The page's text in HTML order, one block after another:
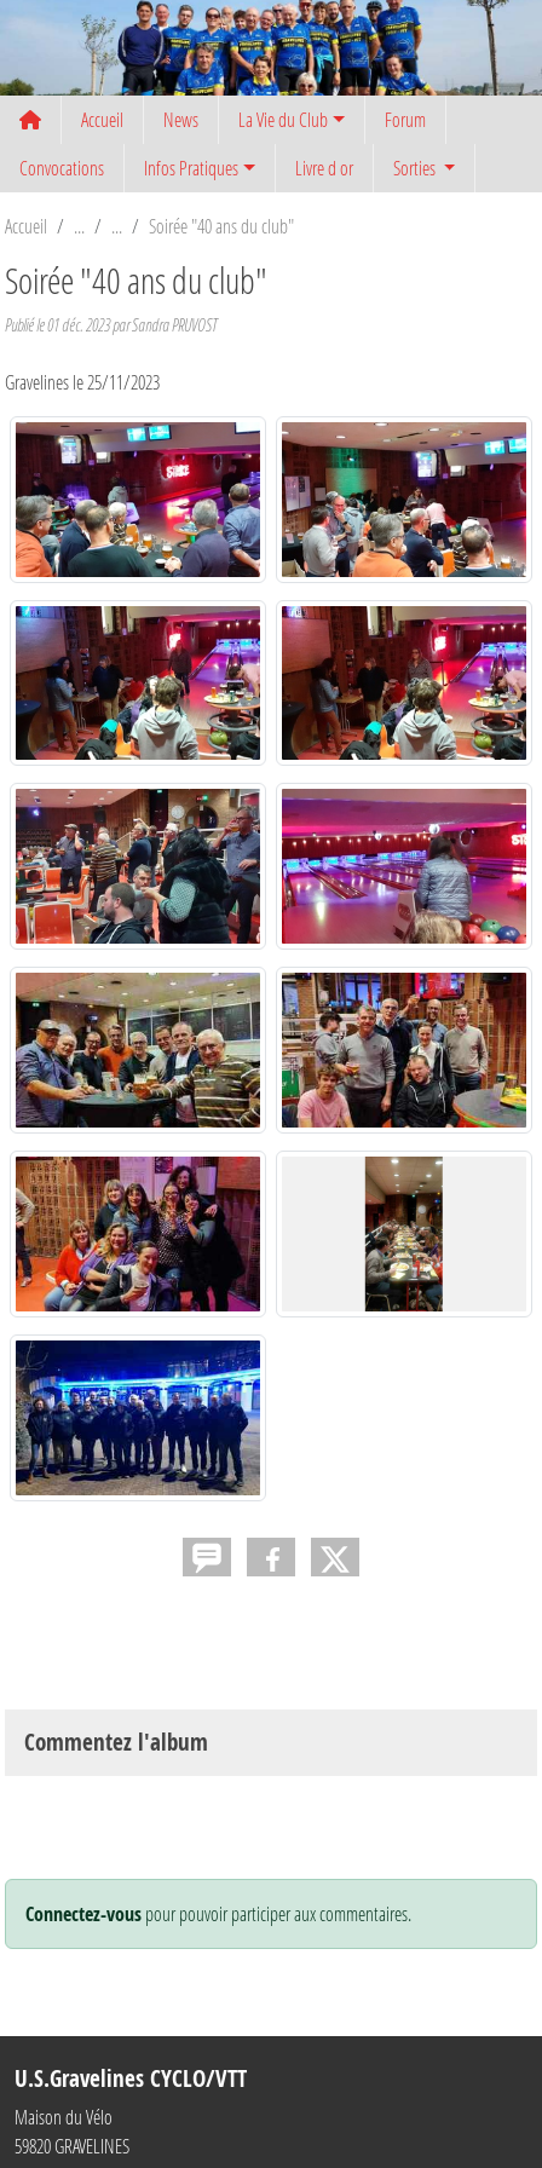
Accueil News La Vie du Club
Forum
Convocations
Infos Pratiques Livre d or Sorties
Accueil Soirée "40 ans du club"
Soirée "40 ans du club"
Publié le01 déc. 2023parSandra PRUVOST
Gravelines le 25/11/2023
Commentez l'album
Connectez-vouspour pouvoir participer aux commentaires.
U.S.Gravelines CYCLO/VTT
Maison du Vélo
59820GRAVELINES
Panneau de gestion des cookies